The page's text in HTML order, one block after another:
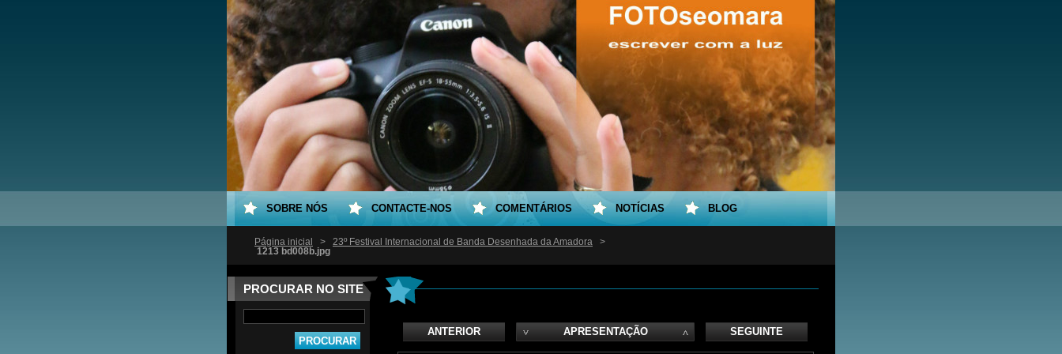
Página inicial > 23º Festival Internacional de Banda Desenhada da Amadora
>
1213 bd008b.jpg
PROCURAR NO SITE
ANTERIOR APRESENTAÇÃO SEGUINTE
SOBRE NÓS CONTACTE-NOS COMENTÁRIOS NOTÍCIAS BLOG